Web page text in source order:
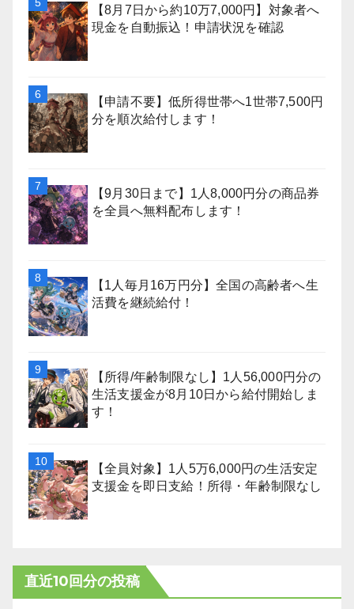
【8月7日から約10万7,000円】対象者へ
現金を自動振込！申請状況を確認
【申請不要】低所得世帯へ1世帯7,500円
分を順次給付します！
【9月30日まで】1人8,000円分の商品券
を全員へ無料配布します！
【1人毎月16万円分】全国の高齢者へ生
活費を継続給付！
【所得/年齢制限なし】1人56,000円分の
生活支援金が8月10日から給付開始しま
す！
【全員対象】1人5万6,000円の生活安定
支援金を即日支給！所得・年齢制限なし
直近10回分の投稿